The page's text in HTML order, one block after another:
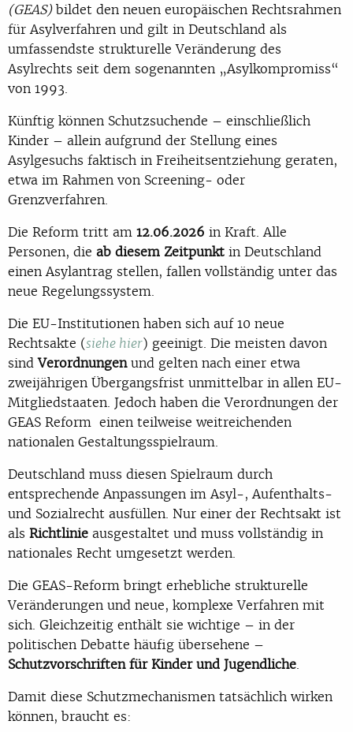
(GEAS)bildet den neuen europäischen Rechtsrahmen
für Asylverfahren und gilt in Deutschland als
umfassendste strukturelle Veränderung des
Asylrechts seit dem sogenannten „Asylkompromiss“
von 1993.
Künftig können Schutzsuchende – einschließlich
Kinder – allein aufgrund der Stellung eines
Asylgesuchs faktisch in Freiheitsentziehung geraten,
etwa im Rahmen von Screening- oder
Grenzverfahren.
Die Reform tritt am 12.06.2026 in Kraft. Alle
Personen, die ab diesem Zeitpunkt in Deutschland
einen Asylantrag stellen, fallen vollständig unter das
neue Regelungssystem.
Die EU-Institutionen haben sich auf 10 neue
Rechtsakte (siehe hier) geeinigt. Die meisten davon
sindVerordnungenund gelten nach einer etwa
zweijährigen Übergangsfrist unmittelbar in allen EU-
Mitgliedstaaten. Jedoch haben die Verordnungen der
GEAS Reform einen teilweise weitreichenden
nationalen Gestaltungsspielraum.
Deutschland muss diesen Spielraum durch
entsprechende Anpassungen im Asyl-, Aufenthalts-
und Sozialrecht ausfüllen. Nur einer der Rechtsakt ist
als Richtlinie ausgestaltet und muss vollständig in
nationales Recht umgesetzt werden.
Die GEAS-Reform bringt erhebliche strukturelle
Veränderungen und neue, komplexe Verfahren mit
sich. Gleichzeitig enthält sie wichtige – in der
politischen Debatte häufig übersehene –
Schutzvorschriften für Kinder und Jugendliche.
Damit diese Schutzmechanismen tatsächlich wirken
können, braucht es: